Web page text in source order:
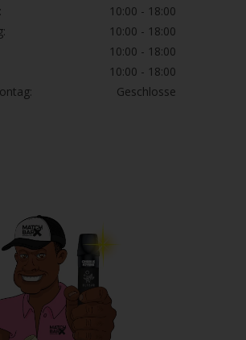
10:00 - 18:00
10:00 - 18:00
10:00 - 18:00
10:00 - 18:00
Geschlosse